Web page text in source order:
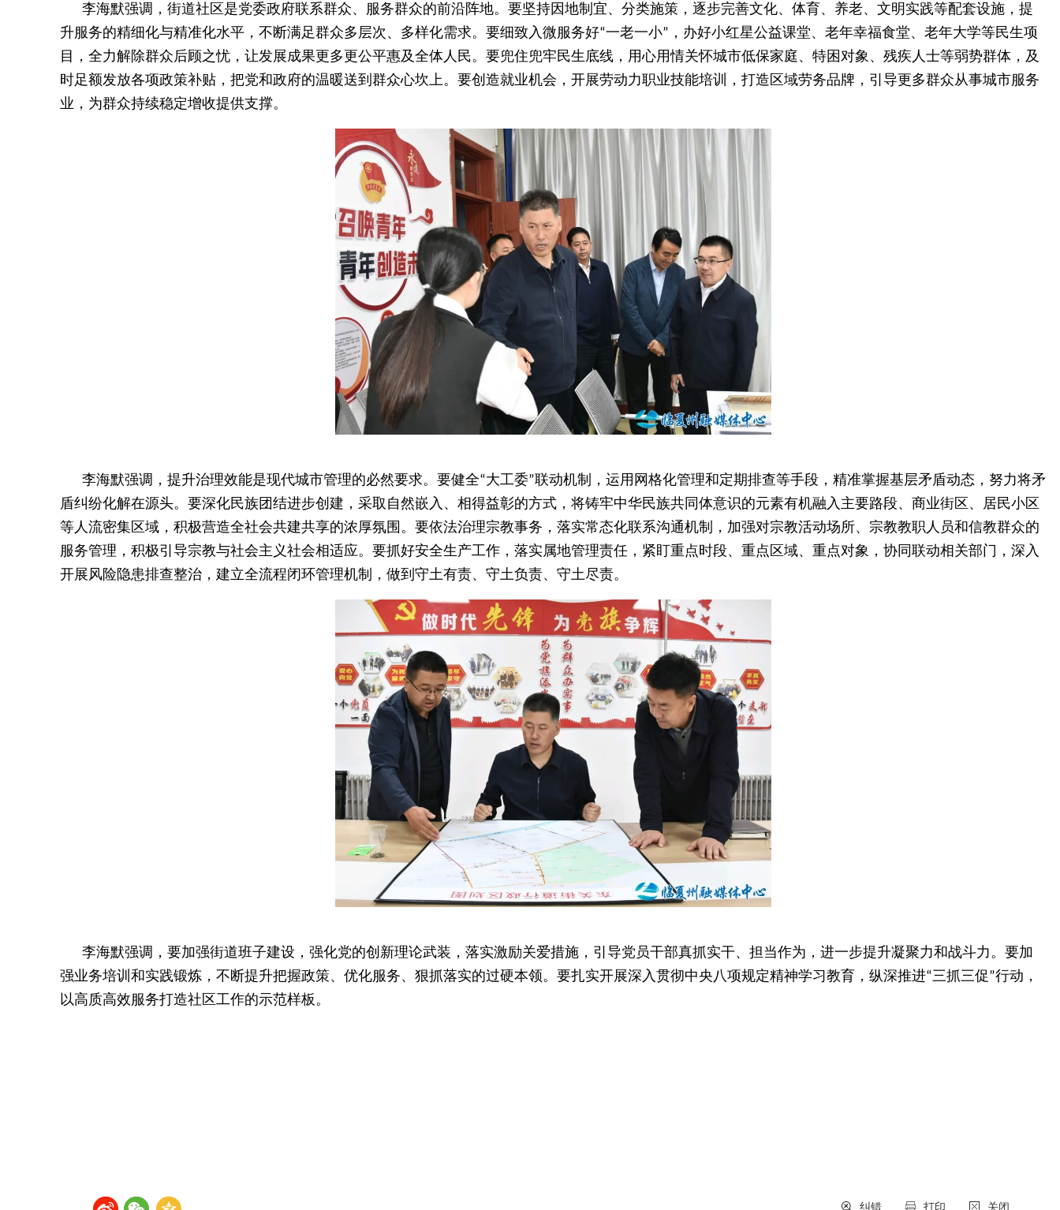
李海默强调，街道社区是党委政府联系群众、服务群众的前沿阵地。要坚持因地制宜、分类施策，逐步完善文化、体育、养老、文明实践等配套设施，提
升服务的精细化与精准化水平，不断满足群众多层次、多样化需求。要细致入微服务好“一老一小” ，办好小红星公益课堂、老年幸福食堂、老年大学等民生项
目，全力解除群众后顾之忧，让发展成果更多更公平惠及全体人民。要兜住兜牢民生底线，用心用情关怀城市低保家庭、特困对象、残疾人士等弱势群体，及
时足额发放各项政策补贴，把党和政府的温暖送到群众心坎上。要创造就业机会，开展劳动力职业技能培训，打造区域劳务品牌，引导更多群众从事城市服务
业，为群众持续稳定增收提供支撑。
李海默强调，提升治理效能是现代城市管理的必然要求。要健全“大工委”联动机制，运用网格化管理和定期排查等手段，精准掌握基层矛盾动态，努力将矛
盾纠纷化解在源头。要深化民族团结进步创建，采取自然嵌入、相得益彰的方式，将铸牢中华民族共同体意识的元素有机融入主要路段、商业街区、居民小区
等人流密集区域，积极营造全社会共建共享的浓厚氛围。要依法治理宗教事务，落实常态化联系沟通机制，加强对宗教活动场所、宗教教职人员和信教群众的
服务管理，积极引导宗教与社会主义社会相适应。要抓好安全生产工作，落实属地管理责任，紧盯重点时段、重点区域、重点对象，协同联动相关部门，深入
开展风险隐患排查整治，建立全流程闭环管理机制，做到守土有责、守土负责、守土尽责。
李海默强调，要加强街道班子建设，强化党的创新理论武装，落实激励关爱措施，引导党员干部真抓实干、担当作为，进一步提升凝聚力和战斗力。要加
强业务培训和实践锻炼，不断提升把握政策、优化服务、狠抓落实的过硬本领。要扎实开展深入贯彻中央八项规定精神学习教育，纵深推进“三抓三促”行动，
以高质高效服务打造社区工作的示范样板。
关闭
打印
纠错